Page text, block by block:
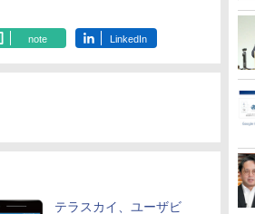
note LinkedIn
テラスカイ、ユーザビ